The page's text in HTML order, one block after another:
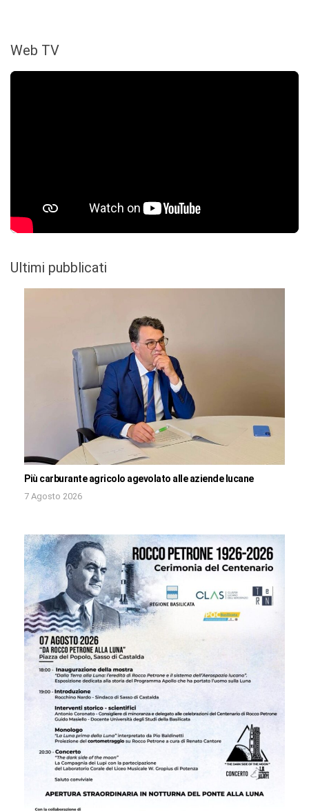
Web TV
Ultimi pubblicati
Più carburante agricolo agevolato alle aziende lucane
7 Agosto 2026